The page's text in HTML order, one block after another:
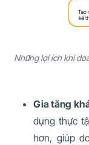
Những lợi ích khi
Gia tăng
dụng thực
hơn, giúp